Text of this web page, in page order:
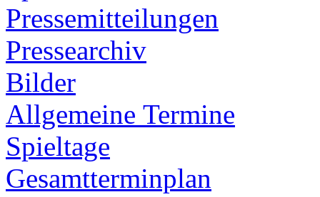
Pressemitteilungen
Pressearchiv
Bilder
Allgemeine Termine
Spieltage
Gesamtterminplan